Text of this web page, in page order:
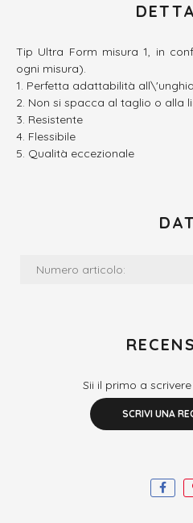
Tip Ultra Form misura 1, in
ogni misura).
Perfetta adattabilità
Non si spacca al taglio o alla
Resistente
Flessibile
Qualità eccezionale
Numero articolo:
Sii il primo a
SCRIVI UNA